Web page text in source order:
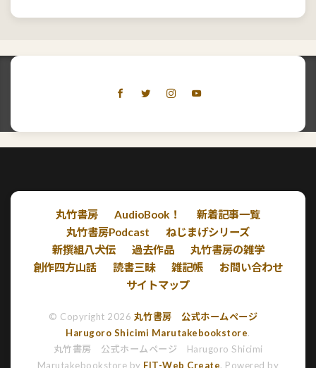
丸竹書房 AudioBook！
新着記事一覧
丸竹書房Podcast
ねじまげシリーズ
新撰組八犬伝
過去作品
丸竹書房の雑学
創作四方山話
読書三昧 雑記帳
お問い合わせ
サイトマップ
© Copyright 2026 丸竹書房 公式ホームページ
Harugoro Shicimi Marutakebookstore.
丸竹書房 公式ホームページ Harugoro Shicimi
Marutakebookstore by FIT-Web Create. Powered by